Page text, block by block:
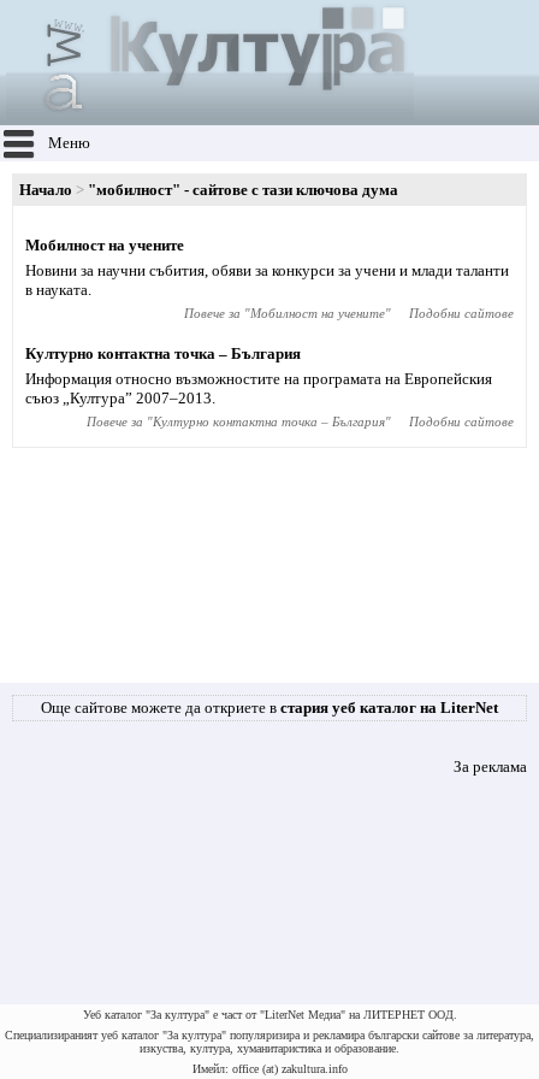
Меню
Начало "мобилност" - сайтове с тази ключова дума
Мобилност на учените
Новини за научни събития, обяви за конкурси за учени и млади таланти
в науката.
Повече за "Мобилност на учените" Подобни сайтове
Културно контактна точка – България
Информация относно възможностите на програмата на Европейския
съюз „Култура” 2007–2013.
Повече за "Културно контактна точка – България" Подобни сайтове
Още сайтове можете да откриете в стария уеб каталог на LiterNet
За реклама
Уеб каталог "За култура" е част от "LiterNet Медиа" на ЛИТЕРНЕТ ООД.
Специализираният уеб каталог "За култура" популяризира и рекламира български сайтове за литература,
изкуства, култура, хуманитаристика и образование.
Имейл: office (at) zakultura.info